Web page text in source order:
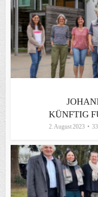
KÜNFTIG
2. August 2023